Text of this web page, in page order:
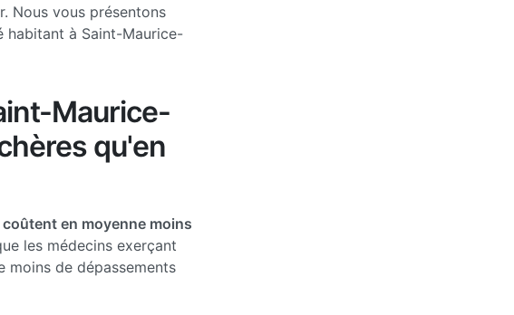
Nous vous présentons
habitant à Saint-Maurice-
Maurice-
qu'en
en moyenne moins
les médecins exerçant
moins de dépassements